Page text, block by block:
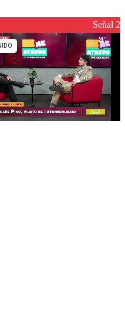
reconstrucciónSeñal 2